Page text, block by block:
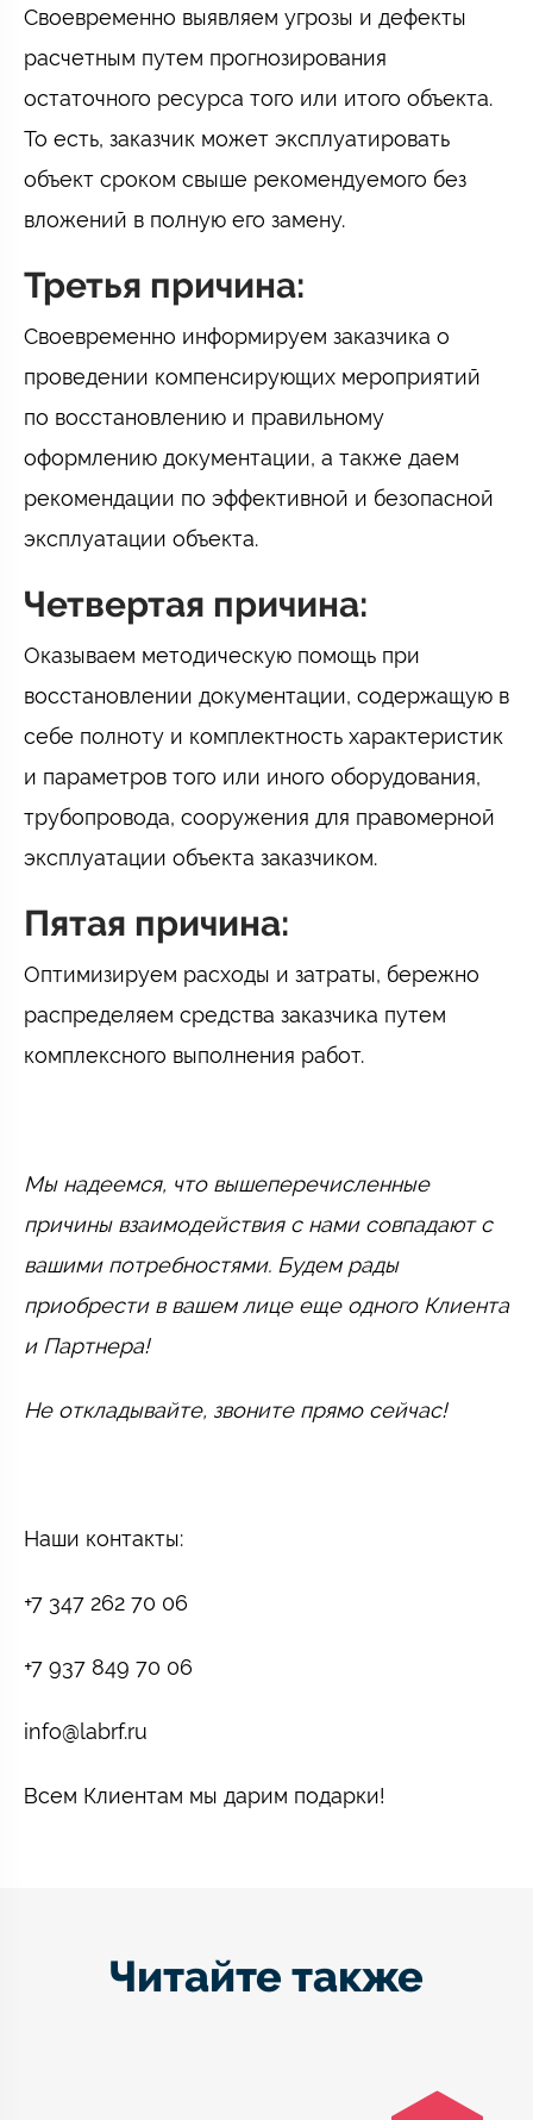
Своевременно выявляем угрозы и дефекты
расчетным путем прогнозирования
остаточного ресурса того или итого объекта.
То есть, заказчик может эксплуатировать
объект сроком свыше рекомендуемого без
вложений в полную его замену.
Третья причина:
Своевременно информируем заказчика о
проведении компенсирующих мероприятий
по восстановлению и правильному
оформлению документации, а также даем
рекомендации по эффективной и безопасной
эксплуатации объекта.
Четвертая причина:
Оказываем методическую помощь при
восстановлении документации, содержащую в
себе полноту и комплектность характеристик
и параметров того или иного оборудования,
трубопровода, сооружения для правомерной
эксплуатации объекта заказчиком.
Пятая причина:
Оптимизируем расходы и затраты, бережно
распределяем средства заказчика путем
комплексного выполнения работ.
Мы надеемся, что вышеперечисленные
причины взаимодействия с нами совпадают с
вашими потребностями. Будем рады
приобрести в вашем лице еще одного Клиента
и Партнера!
Не откладывайте, звоните прямо сейчас!
Наши контакты:
+7 347 262 70 06
+7 937 849 70 06
info@labrf.ru
Всем Клиентам мы дарим подарки!
Читайте также